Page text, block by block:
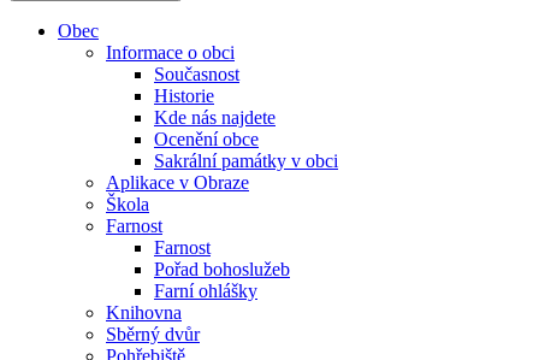
Obec
Informace o obci
Současnost
Historie
Kde nás najdete
Ocenění obce
Sakrální památky v obci
Aplikace v Obraze
Škola
Farnost
Farnost
Pořad bohoslužeb
Farní ohlášky
Knihovna
Sběrný dvůr